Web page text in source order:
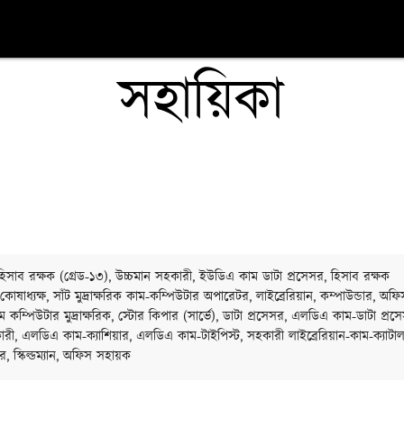
সহায়িকা
হিসাব রক্ষক (গ্রেড-১৩), উচ্চমান সহকারী, ইউডিএ কাম ডাটা প্রসেসর, হিসাব রক্ষক
সাঁট মুদ্রাক্ষরিক কাম-কম্পিউটার অপারেটর, লাইব্রেরিয়ান, কম্পাউন্ডার,
কম্পিউটার মুদ্রাক্ষরিক, স্টোর কিপার (সার্ভে), ডাটা প্রসেসর, এলডিএ কাম-ডাটা
এলডিএ কাম-ক্যাশিয়ার, এলডিএ কাম-টাইপিস্ট, সহকারী লাইব্রেরিয়ান-কাম-
স্কিল্ডম্যান, অফিস সহায়ক